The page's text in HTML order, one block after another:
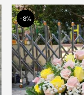
-8%